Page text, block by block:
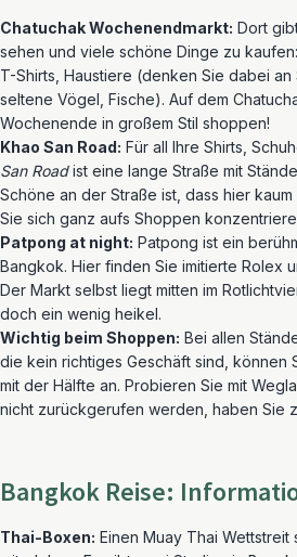
Chatuchak Wochenendmarkt: Dort
sehen und viele schöne Dinge zu
T-Shirts, Haustiere (denken Sie dabei an
seltene Vögel, Fische). Auf dem
Wochenende in großem Stil shoppen!
Khao San Road: Für all Ihre Shirts,
San Roadist eine lange Straße mit
Schöne an der Straße ist, dass hier
Sie sich ganz aufs Shoppen
Patpong at night: Patpong ist ein
Bangkok. Hier finden Sie imitierte Rolex
Der Markt selbst liegt mitten im
doch ein wenig heikel.
Wichtig beim Shoppen: Bei allen
die kein richtiges Geschäft sind, können
mit der Hälfte an. Probieren Sie mit
nicht zurückgerufen werden, haben Sie
Bangkok Reise:
Thai-Boxen: Einen Muay Thai Wettstreit